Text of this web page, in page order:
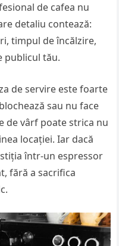
de cafea nu
detaliu contează:
timpul de încălzire,
publicul tău.
de servire este foarte
sau nu face
de vârf poate strica nu
locației. Iar dacă
într-un espressor
fără a sacrifica